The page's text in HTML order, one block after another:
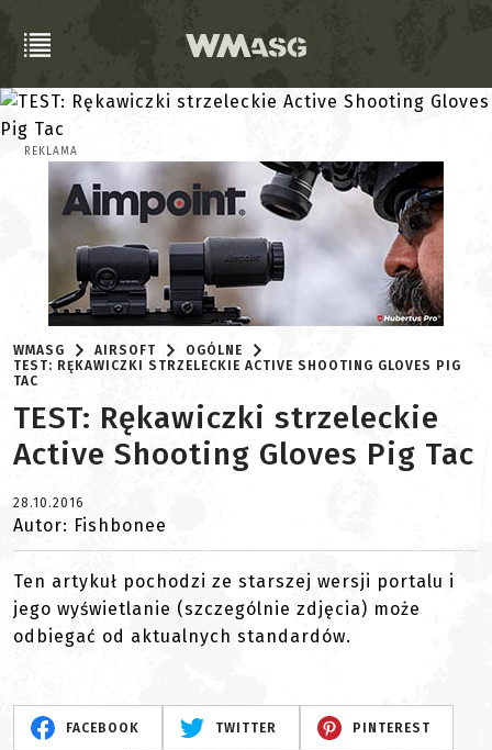
REKLAMA
WMASG AIRSOFT
OGÓLNE
TEST: RĘKAWICZKI STRZELECKIE ACTIVE SHOOTING GLOVES PIG
TAC
TEST: Rękawiczki strzeleckie
Active Shooting Gloves Pig Tac
28.10.2016
Autor: Fishbonee
Ten artykuł pochodzi ze starszej wersji portalu i
jego wyświetlanie (szczególnie zdjęcia) może
odbiegać od aktualnych standardów.
FACEBOOK TWITTER PINTEREST